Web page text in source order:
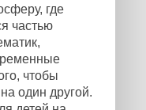
где
частью
чтобы
один другой.